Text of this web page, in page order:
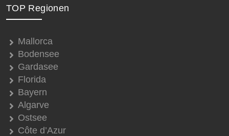
TOP Regionen
Mallorca
Bodensee
Gardasee
Florida
Bayern
Algarve
Ostsee
Côte d’Azur